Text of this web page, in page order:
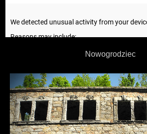
Nowogrodziec